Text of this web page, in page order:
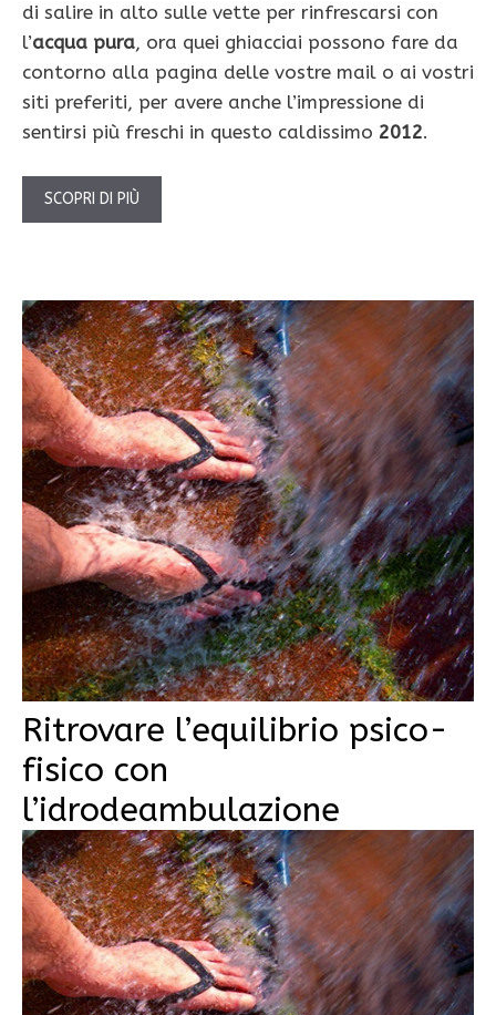
di salire in alto sulle vette per rinfrescarsi con
l’acqua pura, ora quei ghiacciai possono fare da
contorno alla pagina delle vostre mail o ai vostri
siti preferiti, per avere anche l’impressione di
sentirsi più freschi in questo caldissimo 2012.
SCOPRI DI PIÙ
Ritrovare l’equilibrio psico-
fisico con
l’idrodeambulazione